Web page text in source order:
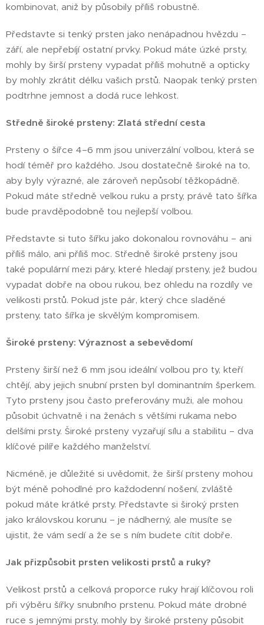
kombinovat, aniž by působily příliš robustně.
Představte si tenký prsten jako nenápadnou hvězdu –
září, ale nepřebíjí ostatní prvky. Pokud máte úzké prsty,
mohly by širší prsteny vypadat příliš mohutně a opticky
by mohly zkrátit délku vašich prstů. Naopak tenký prsten
podtrhne jemnost a dodá ruce lehkost.
Středně široké prsteny: Zlatá střední cesta
Prsteny o šířce 4–6 mm jsou univerzální volbou, která se
hodí téměř pro každého. Jsou dostatečně široké na to,
aby byly výrazné, ale zároveň nepůsobí těžkopádně.
Pokud máte středně velkou ruku a prsty, právě tato šířka
bude pravděpodobně tou nejlepší volbou.
Představte si tuto šířku jako dokonalou rovnováhu – ani
příliš málo, ani příliš moc. Středně široké prsteny jsou
také populární mezi páry, které hledají prsteny, jež budou
vypadat dobře na obou rukou, bez ohledu na rozdíly ve
velikosti prstů. Pokud jste pár, který chce sladěné
prsteny, tato šířka je skvělým kompromisem.
Široké prsteny: Výraznost a sebevědomí
Prsteny širší než 6 mm jsou ideální volbou pro ty, kteří
chtějí, aby jejich snubní prsten byl dominantním šperkem.
Tyto prsteny jsou často preferovány muži, ale mohou
působit úchvatně i na ženách s většími rukama nebo
delšími prsty. Široké prsteny vyzařují sílu a stabilitu – dva
klíčové pilíře každého manželství.
Nicméně, je důležité si uvědomit, že širší prsteny mohou
být méně pohodlné pro každodenní nošení, zvláště
pokud máte krátké prsty. Představte si široký prsten
jako královskou korunu – je nádherný, ale musíte se
ujistit, že vám sedí a že se s ním budete cítit dobře.
Jak přizpůsobit prsten velikosti prstů a ruky?
Velikost prstů a celková proporce ruky hrají klíčovou roli
při výběru šířky snubního prstenu. Pokud máte drobné
ruce s jemnými prsty, mohly by široké prsteny působit